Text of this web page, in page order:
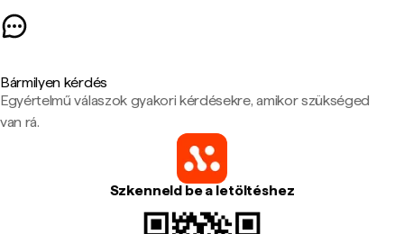
Bármilyen kérdés
Egyértelmű válaszok gyakori kérdésekre, amikor szükséged
van rá.
Szkenneld be a letöltéshez